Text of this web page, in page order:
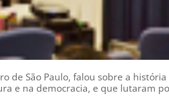
de São Paulo, falou sobre a
e na democracia, e que lutaram